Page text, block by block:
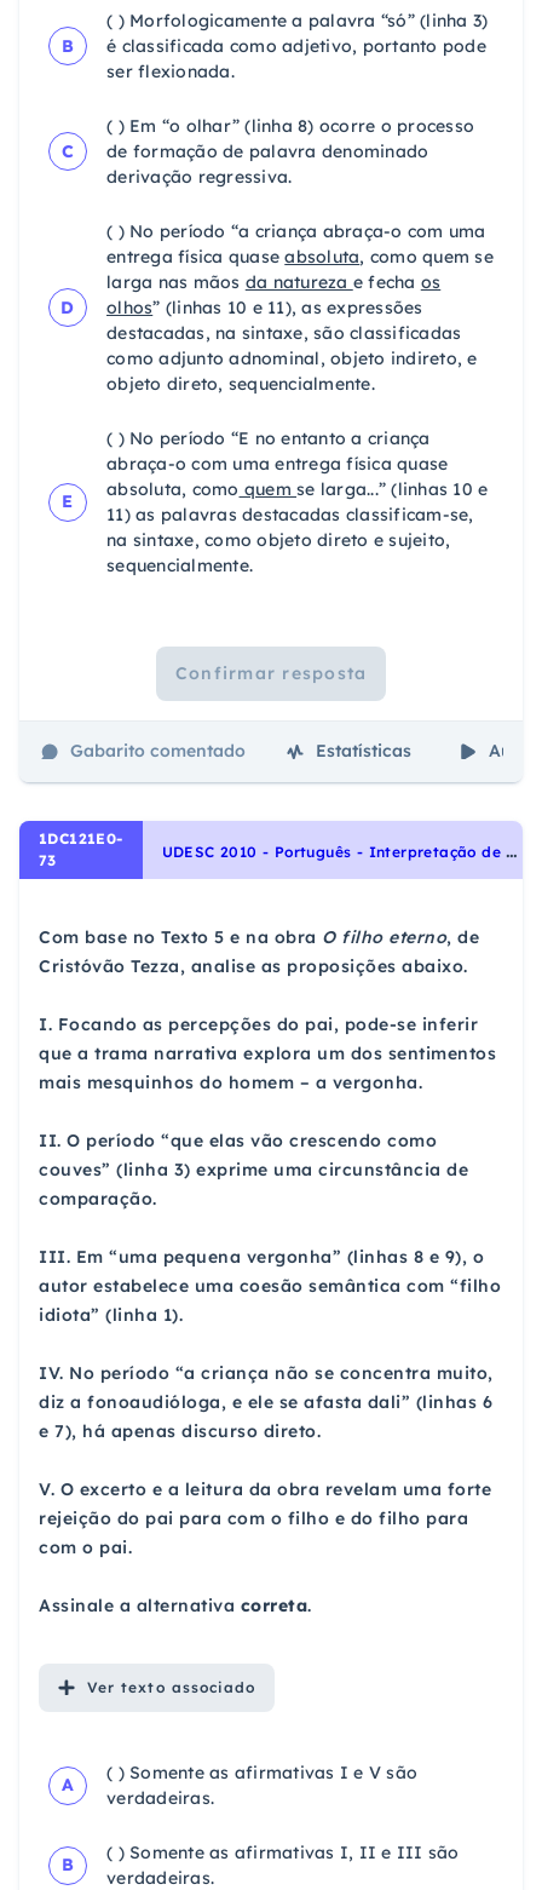
B
( ) Morfologicamente a palavra “só” (linha 3)
é classificada como adjetivo, portanto pode
ser flexionada.
C
( ) Em “o olhar” (linha 8) ocorre o processo
de formação de palavra denominado
derivação regressiva.
D
( ) No período “a criança abraça-o com uma
entrega física quaseabsoluta, como quem se
larga nas mãos da natureza e fecha os
olhos” (linhas 10 e 11), as expressões
destacadas, na sintaxe, são classificadas
como adjunto adnominal, objeto indireto, e
objeto direto, sequencialmente.
E
( ) No período “E no entanto a criança
abraça-o com uma entrega física quase
absoluta, como quem se larga...” (linhas 10 e
11) as palavras destacadas classificam-se,
na sintaxe, como objeto direto e sujeito,
sequencialmente.
Confirmar resposta
Gabarito comentado Estatísticas Aulas
1DC121E0-
73
U
DESC 2010 - Português - Interpretação de Textos
Com base no Texto 5 e na obra O filho eterno, de
Cristóvão Tezza, analise as proposições abaixo.
I. Focando as percepções do pai, pode-se inferir
que a trama narrativa explora um dos sentimentos
mais mesquinhos do homem – a vergonha.
II. O período “que elas vão crescendo como
couves” (linha 3) exprime uma circunstância de
comparação.
III. Em “uma pequena vergonha” (linhas 8 e 9), o
autor estabelece uma coesão semântica com “filho
idiota” (linha 1).
IV. No período “a criança não se concentra muito,
diz a fonoaudióloga, e ele se afasta dali” (linhas 6
e 7), há apenas discurso direto.
V. O excerto e a leitura da obra revelam uma forte
rejeição do pai para com o filho e do filho para
com o pai.
Assinale a alternativa correta.
Ver texto associado
A
( ) Somente as afirmativas I e V são
verdadeiras.
B
( ) Somente as afirmativas I, II e III são
verdadeiras.